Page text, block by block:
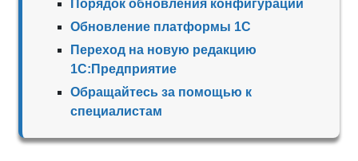
Порядок обновления конфигурации
Обновление платформы 1С
Переход на новую редакцию
1С:Предприятие
Обращайтесь за помощью к
специалистам